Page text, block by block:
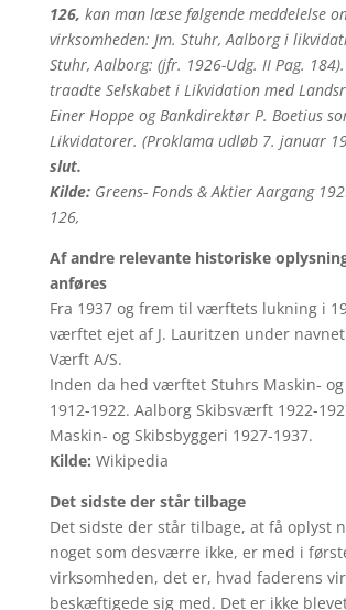
126, kan man læse følgende meddelelse
virksomheden: Jm. Stuhr, Aalborg i
Stuhr, Aalborg: (jfr. 1926-Udg. II Pag.
traadte Selskabet i Likvidation med
Einer Hoppe og Bankdirektør P. Boetius
Likvidatorer. (Proklama udløb 7. januar
slut.
Kilde:Greens- Fonds & Aktier Aargang
126,
Af andre relevante historiske
anføres
Fra 1937 og frem til værftets lukning i
værftet ejet af J. Lauritzen under
Værft A/S.
Inden da hed værftet Stuhrs Maskin- og
1912-1922. Aalborg Skibsværft 1922-
Maskin- og Skibsbyggeri 1927-1937.
Kilde: Wikipedia
Det sidste der står tilbage
Det sidste der står tilbage, at få oplyst
noget som desværre ikke, er med i
virksomheden, det er, hvad faderens
beskæftigede sig med. Det er ikke